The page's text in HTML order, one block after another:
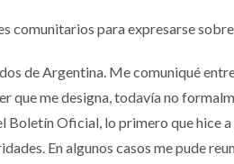
comunitarios para expresarse sobre
de Argentina. Me comuniqué
que me designa, todavía no
Boletín Oficial, lo primero que hice
En algunos casos me pude